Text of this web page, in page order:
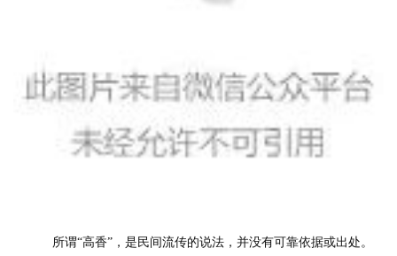
	所谓“高香”，是民间流传的说法，并没有可靠依据或出处。